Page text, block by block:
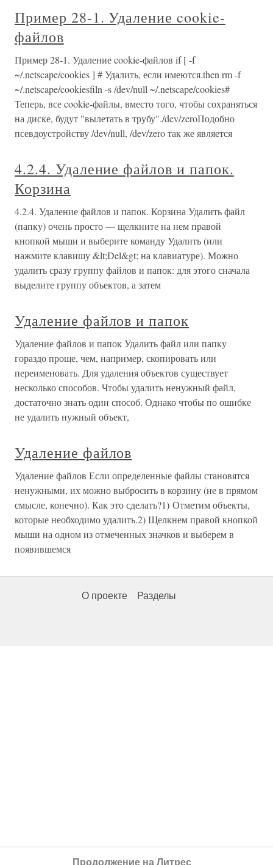
Пример 28-1. Удаление cookie-
файлов
Пример 28-1. Удаление cookie-файлов if [ -f
~/.netscape/cookies ] # Удалить, если имеются.then rm -f
~/.netscape/cookiesfiln -s /dev/null ~/.netscape/cookies#
Теперь, все cookie-файлы, вместо того, чтобы сохраняться
на диске, будут "вылетать в трубу"./dev/zeroПодобно
псевдоустройству /dev/null, /dev/zero так же является
4.2.4. Удаление файлов и папок.
Корзина
4.2.4. Удаление файлов и папок. Корзина Удалить файл
(папку) очень просто — щелкните на нем правой
кнопкой мыши и выберите команду Удалить (или
нажмите клавишу &lt;Del&gt; на клавиатуре). Можно
удалить сразу группу файлов и папок: для этого сначала
выделите группу объектов, а затем
Удаление файлов и папок
Удаление файлов и папок Удалить файл или папку
гораздо проще, чем, например, скопировать или
переименовать. Для удаления объектов существует
несколько способов. Чтобы удалить ненужный файл,
достаточно знать один способ. Однако чтобы по ошибке
не удалить нужный объект,
Удаление файлов
Удаление файлов Если определенные файлы становятся
ненужными, их можно выбросить в корзину (не в прямом
смысле, конечно). Как это сделать?1) Отметим объекты,
которые необходимо удалить.2) Щелкнем правой кнопкой
мыши на одном из отмеченных значков и выберем в
появившемся
О проекте Разделы
Продолжение на Литрес